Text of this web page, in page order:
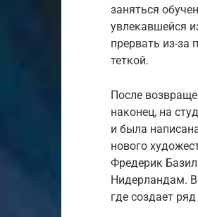
заняться
увлекавшейся
прервать из-
теткой.
После
наконец, на
и была
нового
Фредерик
Нидерландам.
где создает